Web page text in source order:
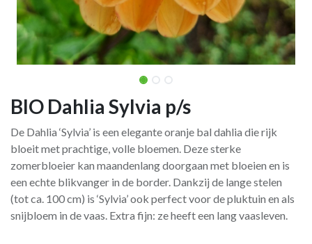
BIO Dahlia Sylvia p/s
De Dahlia ‘Sylvia’ is een elegante oranje bal dahlia die rijk
bloeit met prachtige, volle bloemen. Deze sterke
zomerbloeier kan maandenlang doorgaan met bloeien en is
een echte blikvanger in de border. Dankzij de lange stelen
(tot ca. 100 cm) is ‘Sylvia’ ook perfect voor de pluktuin en als
snijbloem in de vaas. Extra fijn: ze heeft een lang vaasleven.